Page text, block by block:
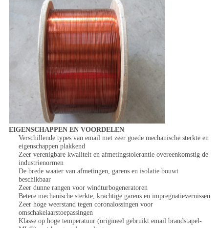
EIGENSCHAPPEN EN VOORDELEN
Verschillende types van email met zeer goede mechanische sterkte en
eigenschappen plakkend
Zeer verenigbare kwaliteit en afmetingstolerantie overeenkomstig de
industrienormen
De brede waaier van afmetingen, garens en isolatie bouwt
beschikbaar
Zeer dunne rangen voor windturbogeneratoren
Betere mechanische sterkte, krachtige garens en impregnatievernissen
Zeer hoge weerstand tegen coronalossingen voor
omschakelaarstoepassingen
Klasse op hoge temperatuur (origineel gebruikt email brandstapel-